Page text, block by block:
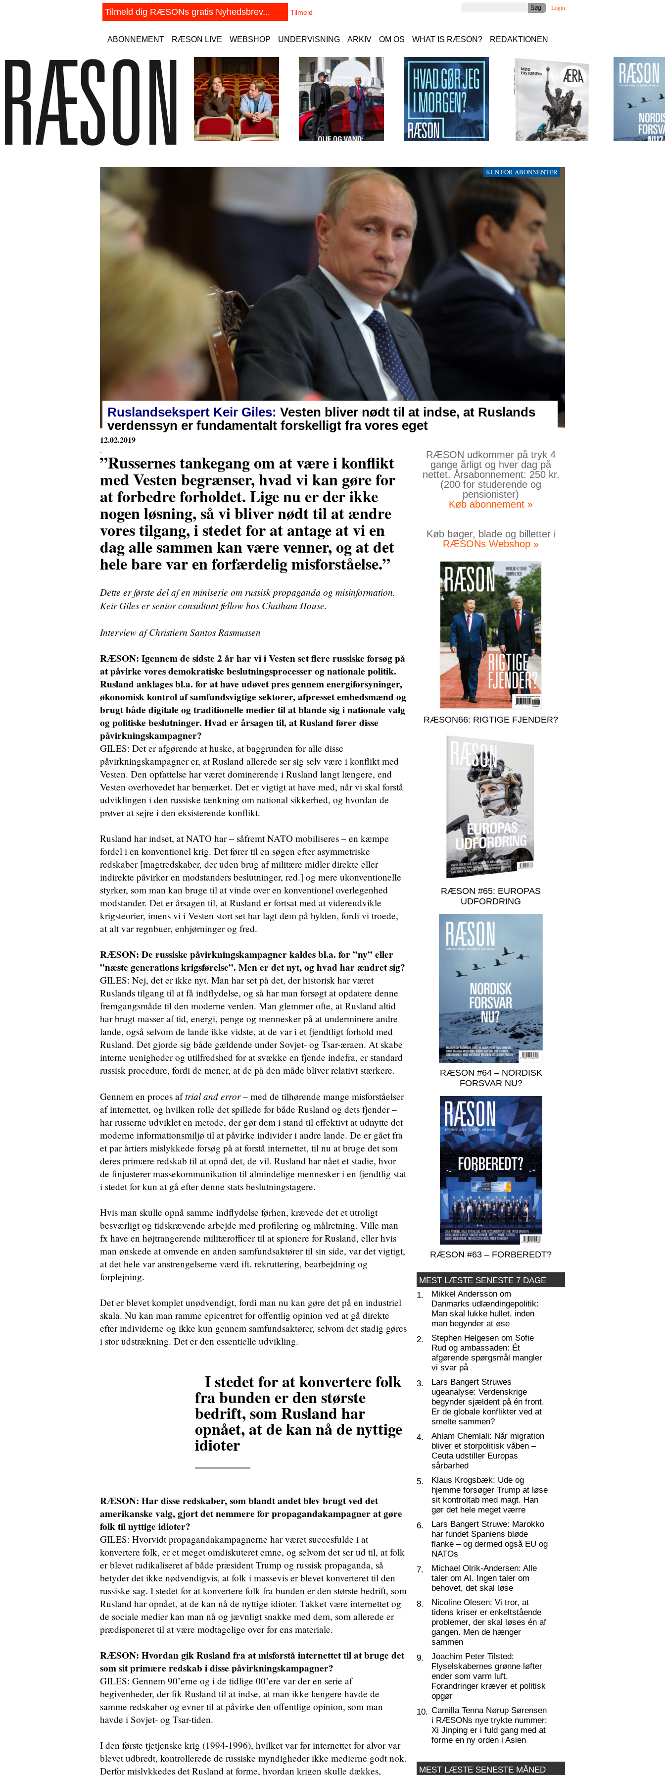
Login
ABONNEMENT RÆSON LIVE WEBSHOP UNDERVISNING ARKIV OM OS WHAT IS RÆSON? REDAKTIONEN
KUN FOR ABONNENTER
Ruslandsekspert Keir Giles: Vesten bliver nødt til at indse, at Ruslands
verdenssyn er fundamentalt forskelligt fra vores eget
12.02.2019
.
”Russernes tankegang om at være i konflikt
med Vesten begrænser, hvad vi kan gøre for
at forbedre forholdet. Lige nu er der ikke
nogen løsning, så vi bliver nødt til at ændre
vores tilgang, i stedet for at antage at vi en
dag alle sammen kan være venner, og at det
hele bare var en forfærdelig misforståelse.”
Dette er første del af en miniserie om russisk propaganda og misinformation.
Keir Giles er senior consultant fellow hos Chatham House.
Interview af Christiern Santos Rasmussen
RÆSON: Igennem de sidste 2 år har vi i Vesten set flere russiske forsøg på
at påvirke vores demokratiske beslutningsprocesser og nationale politik.
Rusland anklages bl.a. for at have udøvet pres gennem energiforsyninger,
økonomisk kontrol af samfundsvigtige sektorer, afpresset embedsmænd og
brugt både digitale og traditionelle medier til at blande sig i nationale valg
og politiske beslutninger. Hvad er årsagen til, at Rusland fører disse
påvirkningskampagner?
GILES: Det er afgørende at huske, at baggrunden for alle disse
påvirkningskampagner er, at Rusland allerede ser sig selv være i konflikt med
Vesten. Den opfattelse har været dominerende i Rusland langt længere, end
Vesten overhovedet har bemærket. Det er vigtigt at have med, når vi skal forstå
udviklingen i den russiske tænkning om national sikkerhed, og hvordan de
prøver at sejre i den eksisterende konflikt.
Rusland har indset, at NATO har – såfremt NATO mobiliseres – en kæmpe
fordel i en konventionel krig. Det fører til en søgen efter asymmetriske
redskaber [magtredskaber, der uden brug af militære midler direkte eller
indirekte påvirker en modstanders beslutninger, red.] og mere ukonventionelle
styrker, som man kan bruge til at vinde over en konventionel overlegenhed
modstander. Det er årsagen til, at Rusland er fortsat med at videreudvikle
krigsteorier, imens vi i Vesten stort set har lagt dem på hylden, fordi vi troede,
at alt var regnbuer, enhjørninger og fred.
RÆSON: De russiske påvirkningskampagner kaldes bl.a. for ”ny” eller
”næste generations krigsførelse”. Men er det nyt, og hvad har ændret sig?
GILES: Nej, det er ikke nyt. Man har set på det, der historisk har været
Ruslands tilgang til at få indflydelse, og så har man forsøgt at opdatere denne
fremgangsmåde til den moderne verden. Man glemmer ofte, at Rusland altid
har brugt masser af tid, energi, penge og mennesker på at underminere andre
lande, også selvom de lande ikke vidste, at de var i et fjendtligt forhold med
Rusland. Det gjorde sig både gældende under Sovjet- og Tsar-æraen. At skabe
interne uenigheder og utilfredshed for at svække en fjende indefra, er standard
russisk procedure, fordi de mener, at de på den måde bliver relativt stærkere.
Gennem en proces aftrial and error– med de tilhørende mange misforståelser
af internettet, og hvilken rolle det spillede for både Rusland og dets fjender –
har russerne udviklet en metode, der gør dem i stand til effektivt at udnytte det
moderne informationsmiljø til at påvirke individer i andre lande. De er gået fra
et par årtiers mislykkede forsøg på at forstå internettet, til nu at bruge det som
deres primære redskab til at opnå det, de vil. Rusland har nået et stadie, hvor
de finjusterer massekommunikation til almindelige mennesker i en fjendtlig stat
i stedet for kun at gå efter denne stats beslutningstagere.
Hvis man skulle opnå samme indflydelse førhen, krævede det et utroligt
besværligt og tidskrævende arbejde med profilering og målretning. Ville man
fx have en højtrangerende militærofficer til at spionere for Rusland, eller hvis
man ønskede at omvende en anden samfundsaktører til sin side, var det vigtigt,
at det hele var anstrengelserne værd ift. rekruttering, bearbejdning og
forplejning.
Det er blevet komplet unødvendigt, fordi man nu kan gøre det på en industriel
skala. Nu kan man ramme epicentret for offentlig opinion ved at gå direkte
efter individerne og ikke kun gennem samfundsaktører, selvom det stadig gøres
i stor udstrækning. Det er den essentielle udvikling.
I stedet for at konvertere folk
fra bunden er den største
bedrift, som Rusland har
opnået, at de kan nå de nyttige
idioter
RÆSON: Har disse redskaber, som blandt andet blev brugt ved det
amerikanske valg, gjort det nemmere for propagandakampagner at gøre
folk til nyttige idioter?
GILES: Hvorvidt propagandakampagnerne har været succesfulde i at
konvertere folk, er et meget omdiskuteret emne, og selvom det ser ud til, at folk
er blevet radikaliseret af både præsident Trump og russisk propaganda, så
betyder det ikke nødvendigvis, at folk i massevis er blevet konverteret til den
russiske sag. I stedet for at konvertere folk fra bunden er den største bedrift, som
Rusland har opnået, at de kan nå de nyttige idioter. Takket være internettet og
de sociale medier kan man nå og jævnligt snakke med dem, som allerede er
prædisponeret til at være modtagelige over for ens materiale.
RÆSON: Hvordan gik Rusland fra at misforstå internettet til at bruge det
som sit primære redskab i disse påvirkningskampagner?
GILES: Gennem 90’erne og i de tidlige 00’ere var der en serie af
begivenheder, der fik Rusland til at indse, at man ikke længere havde de
samme redskaber og evner til at påvirke den offentlige opinion, som man
havde i Sovjet- og Tsar-tiden.
I den første tjetjenske krig (1994-1996), hvilket var før internettet for alvor var
blevet udbredt, kontrollerede de russiske myndigheder ikke medierne godt nok.
Derfor mislykkedes det Rusland at forme, hvordan krigen skulle dækkes,
RÆSON udkommer på tryk 4
gange årligt og hver dag på
nettet. Årsabonnement: 250 kr.
(200 for studerende og
pensionister)
Køb abonnement »
Køb bøger, blade og billetter i
RÆSONs Webshop »
RÆSON66: RIGTIGE FJENDER?
RÆSON #65: EUROPAS
UDFORDRING
RÆSON #64 – NORDISK
FORSVAR NU?
RÆSON #63 – FORBEREDT?
MEST LÆSTE SENESTE 7 DAGE
1.
Mikkel Andersson om
Danmarks udlændingepolitik:
Man skal lukke hullet, inden
man begynder at øse
2.
Stephen Helgesen om Sofie
Rud og ambassaden: Ét
afgørende spørgsmål mangler
vi svar på
3.
Lars Bangert Struwes
ugeanalyse: Verdenskrige
begynder sjældent på én front.
Er de globale konflikter ved at
smelte sammen?
4.
Ahlam Chemlali: Når migration
bliver et storpolitisk våben –
Ceuta udstiller Europas
sårbarhed
5.
Klaus Krogsbæk: Ude og
hjemme forsøger Trump at løse
sit kontroltab med magt. Han
gør det hele meget værre
6.
Lars Bangert Struwe: Marokko
har fundet Spaniens bløde
flanke – og dermed også EU og
NATOs
7.
Michael Olrik-Andersen: Alle
taler om AI. Ingen taler om
behovet, det skal løse
8.
Nicoline Olesen: Vi tror, at
tidens kriser er enkeltstående
problemer, der skal løses én af
gangen. Men de hænger
sammen
9.
Joachim Peter Tilsted:
Flyselskabernes grønne løfter
ender som varm luft.
Forandringer kræver et politisk
opgør
10. Camilla Tenna Nørup Sørensen
i RÆSONs nye trykte nummer:
Xi Jinping er i fuld gang med at
forme en ny orden i Asien
MEST LÆSTE SENESTE MÅNED